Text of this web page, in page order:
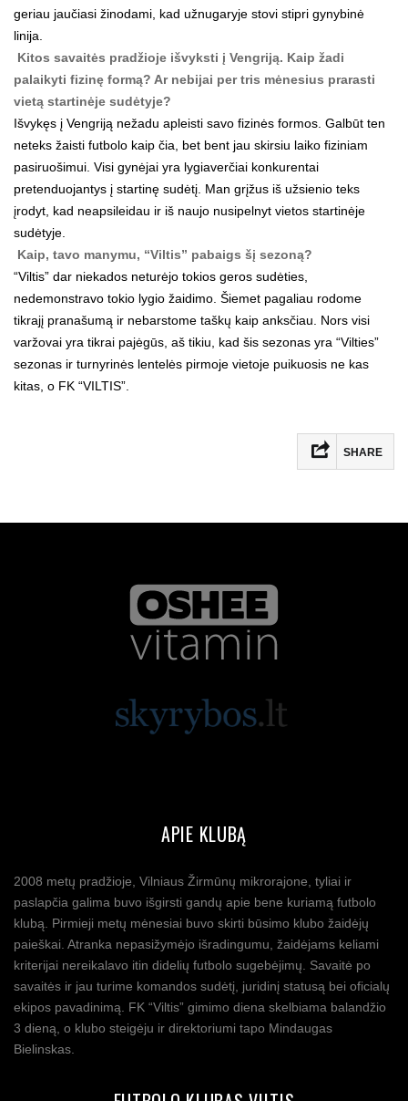
geriau jaučiasi žinodami, kad užnugaryje stovi stipri gynybinė
linija.
Kitos savaitės pradžioje išvyksti į Vengriją. Kaip žadi
palaikyti fizinę formą? Ar nebijai per tris mėnesius prarasti
vietą startinėje sudėtyje?
Išvykęs į Vengriją nežadu apleisti savo fizinės formos. Galbūt ten
neteks žaisti futbolo kaip čia, bet bent jau skirsiu laiko fiziniam
pasiruošimui. Visi gynėjai yra lygiaverčiai konkurentai
pretenduojantys į startinę sudėtį. Man grįžus iš užsienio teks
įrodyt, kad neapsileidau ir iš naujo nusipelnyt vietos startinėje
sudėtyje.
Kaip, tavo manymu, “Viltis” pabaigs šį sezoną?
“Viltis” dar niekados neturėjo tokios geros sudėties,
nedemonstravo tokio lygio žaidimo. Šiemet pagaliau rodome
tikrajį pranašumą ir nebarstome taškų kaip anksčiau. Nors visi
varžovai yra tikrai pajėgūs, aš tikiu, kad šis sezonas yra “Vilties”
sezonas ir turnyrinės lentelės pirmoje vietoje puikuosis ne kas
kitas, o FK “VILTIS”.
SHARE
APIE KLUBĄ
2008 metų pradžioje, Vilniaus Žirmūnų mikrorajone, tyliai ir
paslapčia galima buvo išgirsti gandų apie bene kuriamą futbolo
klubą. Pirmieji metų mėnesiai buvo skirti būsimo klubo žaidėjų
paieškai. Atranka nepasižymėjo išradingumu, žaidėjams keliami
kriterijai nereikalavo itin didelių futbolo sugebėjimų. Savaitė po
savaitės ir jau turime komandos sudėtį, juridinį statusą bei oficialų
ekipos pavadinimą. FK “Viltis” gimimo diena skelbiama balandžio
3 dieną, o klubo steigėju ir direktoriumi tapo Mindaugas
Bielinskas.